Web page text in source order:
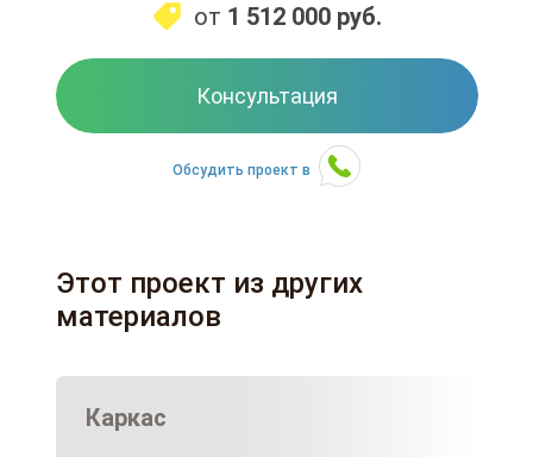
от 1 512 000 руб.
Консультация
Обсудить проект в
Этот проект из других
материалов
Каркас